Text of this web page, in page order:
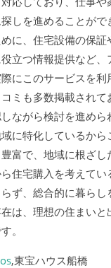
しを進めることがで
に、住宅設備の保証
立つ情報提供など、
にこのサービスを利
ミも多数掲載され
ながら検討を進め
に特化しているから
富で、地域に根ざ
住宅購入を考えて
ず、総合的に暮ら
は、理想の住まい
。
,東宝ハウス船橋